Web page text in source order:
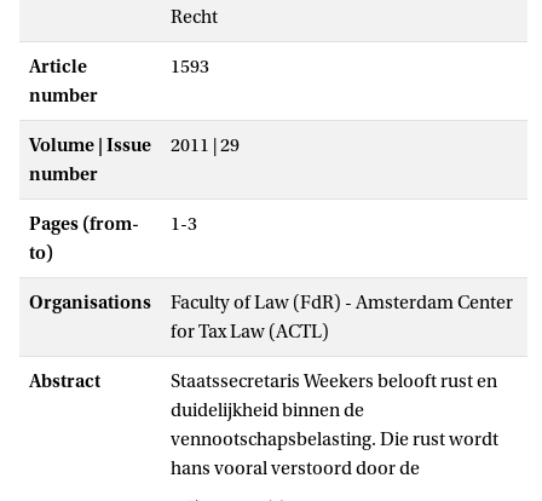
Recht
Article
number
1593
Volume | Issue
number
2011 | 29
Pages (from-
to)
1-3
Organisations
Faculty of Law (FdR) - Amsterdam Center
for Tax Law (ACTL)
Abstract
Staatssecretaris Weekers belooft rust en
duidelijkheid binnen de
vennootschapsbelasting. Die rust wordt
hans vooral verstoord door de